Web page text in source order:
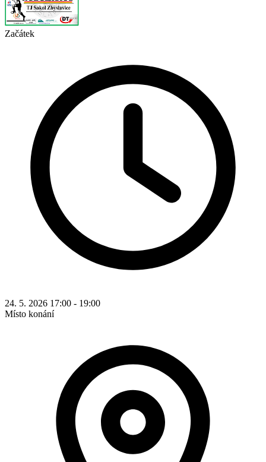
Začátek
24. 5. 2026 17:00 - 19:00
Místo konání